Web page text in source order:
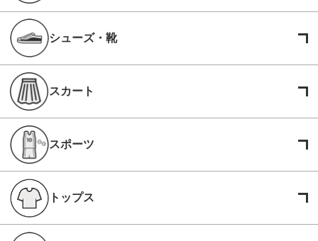
シューズ・靴
スカート
スポーツ
トップス